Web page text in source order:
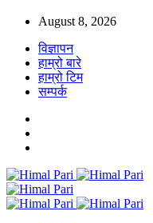
August 8, 2026
विज्ञापन
हाम्रो बारे
हाम्रो टिम
सम्पर्क